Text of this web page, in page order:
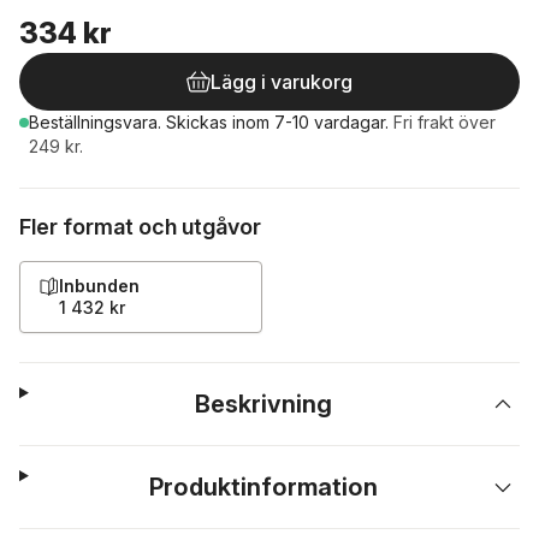
334 kr
Lägg i varukorg
Beställningsvara. Skickas inom 7-10 vardagar. Fri frakt över
249 kr.
Fler format och utgåvor
Inbunden
1 432 kr
Beskrivning
Produktinformation